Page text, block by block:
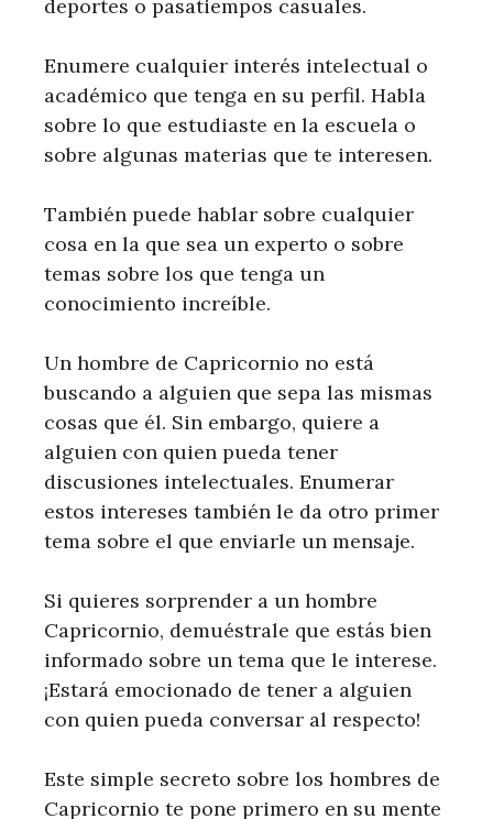
deportes o pasatiempos casuales.
Enumere cualquier interés intelectual o
académico que tenga en su perfil. Habla
sobre lo que estudiaste en la escuela o
sobre algunas materias que te interesen.
También puede hablar sobre cualquier
cosa en la que sea un experto o sobre
temas sobre los que tenga un
conocimiento increíble.
Un hombre de Capricornio no está
buscando a alguien que sepa las mismas
cosas que él. Sin embargo, quiere a
alguien con quien pueda tener
discusiones intelectuales. Enumerar
estos intereses también le da otro primer
tema sobre el que enviarle un mensaje.
Si quieres sorprender a un hombre
Capricornio, demuéstrale que estás bien
informado sobre un tema que le interese.
¡Estará emocionado de tener a alguien
con quien pueda conversar al respecto!
Este simple secreto sobre los hombres de
Capricornio te pone primero en su mente